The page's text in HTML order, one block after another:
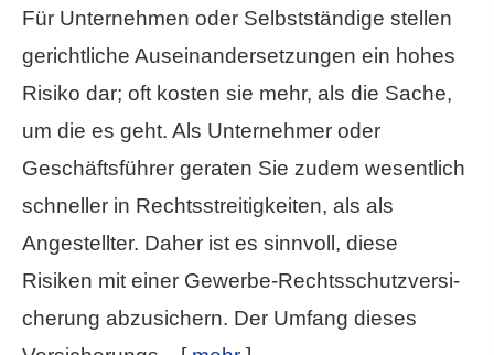
Für Unternehmen oder Selbstständige stellen
gerichtliche Auseinandersetzungen ein hohes
Risiko dar; oft kosten sie mehr, als die Sache,
um die es geht. Als Unternehmer oder
Geschäftsführer geraten Sie zudem wesentlich
schneller in Rechtsstreitigkeiten, als als
Angestellter. Daher ist es sinnvoll, diese
Risiken mit einer Gewerbe-Rechts­schutz­ver­si­
che­rung abzusichern. Der Umfang dieses